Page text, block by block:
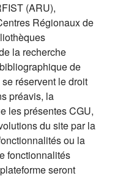
(ARU),
Régionaux de
la recherche
de
réservent le droit
préavis, la
les présentes CGU,
du site par la
ou la
fonctionnalités
seront